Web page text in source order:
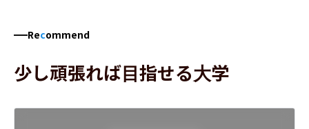
Recommend
少し頑張れば目指せる大学